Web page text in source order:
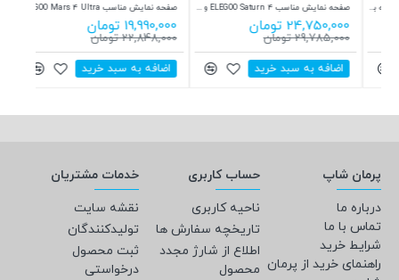
صفحه نمایش مناسب ELEGOO Mars 4 Ultra
19,990,000 تومان
22,848,000 تومان
اضافه به سبد خرید
صفحه چاپ پرینتر سه بعدی Phrozen Sonic Mighty 8K
17,712,000 تومان
19,990,000 تومان
اضافه به سبد خرید
پرمان شاپ
درباره ما
تماس با ما
شرایط خرید
راهنمای خرید از پرمان
حساب کاربری
ناحیه کاربری
تاریخچه سفارش ها
اطلاع از شارژ مجدد
محصول
خدمات مشتریان
نقشه سایت
تولیدکنندگان
ثبت محصول
درخواستی